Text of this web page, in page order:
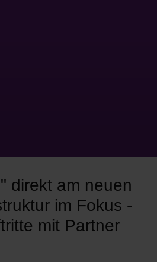
direkt am neuen
im Fokus -
mit Partner